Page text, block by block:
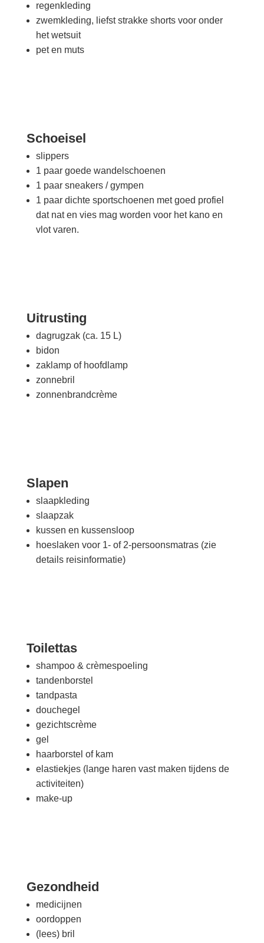
regenkleding
zwemkleding, liefst strakke shorts voor onder
het wetsuit
pet en muts
Schoeisel
slippers
1 paar goede wandelschoenen
1 paar sneakers / gympen
1 paar dichte sportschoenen met goed profiel
dat nat en vies mag worden voor het kano en
vlot varen.
Uitrusting
dagrugzak (ca. 15 L)
bidon
zaklamp of hoofdlamp
zonnebril
zonnenbrandcrème
Slapen
slaapkleding
slaapzak
kussen en kussensloop
hoeslaken voor 1- of 2-persoonsmatras (zie
details reisinformatie)
Toilettas
shampoo & crèmespoeling
tandenborstel
tandpasta
douchegel
gezichtscrème
gel
haarborstel of kam
elastiekjes (lange haren vast maken tijdens de
activiteiten)
make-up
Gezondheid
medicijnen
oordoppen
(lees) bril